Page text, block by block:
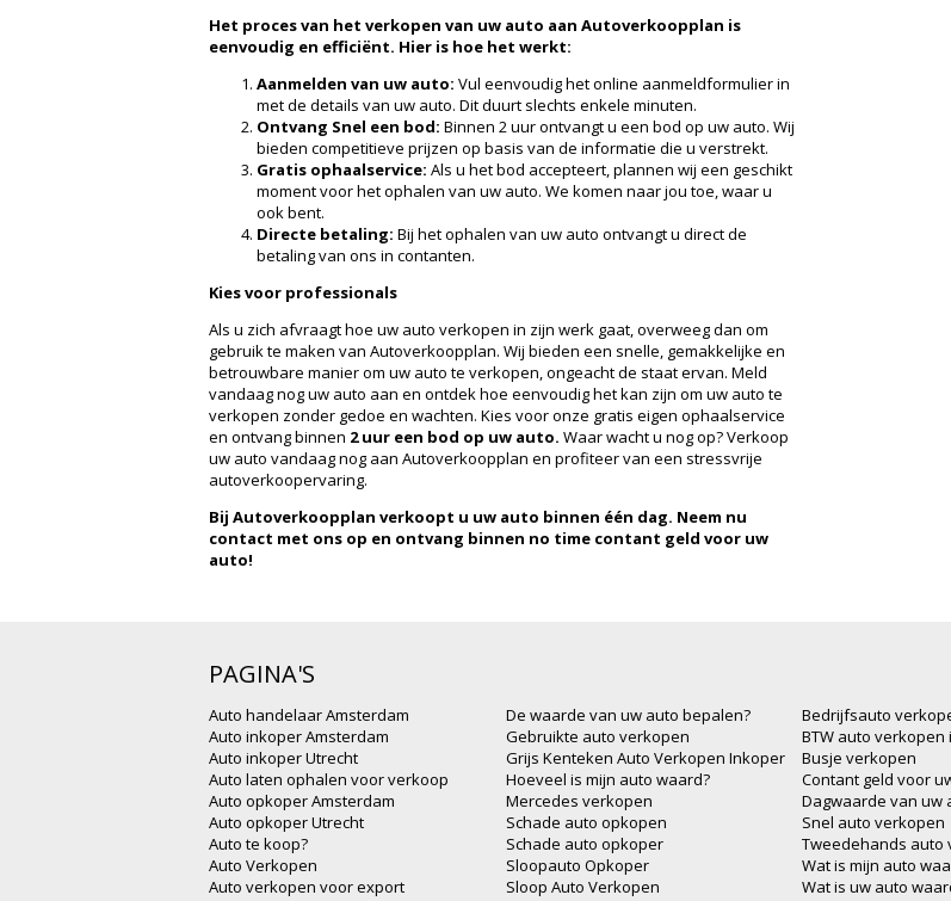
Het proces van het verkopen van uw auto aan Autoverkoopplan is
eenvoudig en efficiënt. Hier is hoe het werkt:
Aanmelden van uw auto: Vul eenvoudig het online aanmeldformulier in
met de details van uw auto. Dit duurt slechts enkele minuten.
Ontvang Snel een bod: Binnen 2 uur ontvangt u een bod op uw auto. Wij
bieden competitieve prijzen op basis van de informatie die u verstrekt.
Gratis ophaalservice: Als u het bod accepteert, plannen wij een geschikt
moment voor het ophalen van uw auto. We komen naar jou toe, waar u
ook bent.
Directe betaling: Bij het ophalen van uw auto ontvangt u direct de
betaling van ons in contanten.
Kies voor professionals
Als u zich afvraagt hoe uw auto verkopen in zijn werk gaat, overweeg dan om
gebruik te maken van Autoverkoopplan. Wij bieden een snelle, gemakkelijke en
betrouwbare manier om uw auto te verkopen, ongeacht de staat ervan. Meld
vandaag nog uw auto aan en ontdek hoe eenvoudig het kan zijn om uw auto te
verkopen zonder gedoe en wachten. Kies voor onze gratis eigen ophaalservice
en ontvang binnen 2 uur een bod op uw auto. Waar wacht u nog op? Verkoop
uw auto vandaag nog aan Autoverkoopplan en profiteer van een stressvrije
autoverkoopervaring.
Bij Autoverkoopplan verkoopt u uw auto binnen één dag. Neem nu
contact met ons op en ontvang binnen no time contant geld voor uw
auto!
PAGINA'S
Auto handelaar Amsterdam
Auto inkoper Amsterdam
Auto inkoper Utrecht
Auto laten ophalen voor verkoop
Auto opkoper Amsterdam
Auto opkoper Utrecht
Auto te koop?
Auto Verkopen
Auto verkopen voor export
De waarde van uw auto bepalen?
Gebruikte auto verkopen
Grijs Kenteken Auto Verkopen Inkoper
Hoeveel is mijn auto waard?
Mercedes verkopen
Schade auto opkopen
Schade auto opkoper
Sloopauto Opkoper
Sloop Auto Verkopen
Bedrijfsauto
BTW auto
Busje verkopen
Contant geld voor
Dagwaarde van uw
Snel auto verkopen
Tweedehands auto
Wat is mijn auto
Wat is uw auto